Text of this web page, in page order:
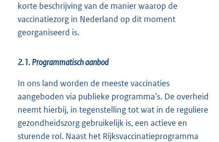
korte beschrijving van de manier waarop de
vaccinatiezorg in Nederland op dit moment
georganiseerd is.
2.1. Programmatisch aanbod
In ons land worden de meeste vaccinaties
aangeboden via publieke programma’s. De overheid
neemt hierbij, in tegenstelling tot wat in de reguliere
gezondheidszorg gebruikelijk is, een actieve en
sturende rol. Naast het Rijksvaccinatieprogramma